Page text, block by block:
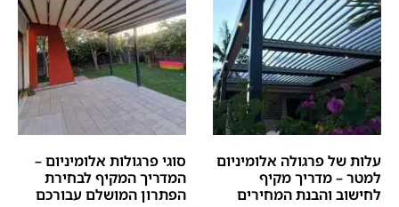
עלות של פרגולה אלומיניום
למטר – מדריך מקיף
לחישוב והבנת המחירים
סוגי פרגולות אלומיניום –
המדריך המקיף לבחירת
הפתרון המושלם עבורכם